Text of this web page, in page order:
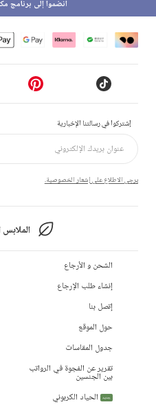
إشتركوا في رسالتنا الإخبارية
يرجى الاطلاع على إشعار الخصوصية.
الملابس
انضموا إلى برنامج
الشحن و الأرجاع
إنشاء طلب الإرجاع
إتصل بنا
حول الموقع
جدول المقاسات
تقرير عن الفجوة في الرواتب
بين الجنسين
جديد الحياد الكربوني